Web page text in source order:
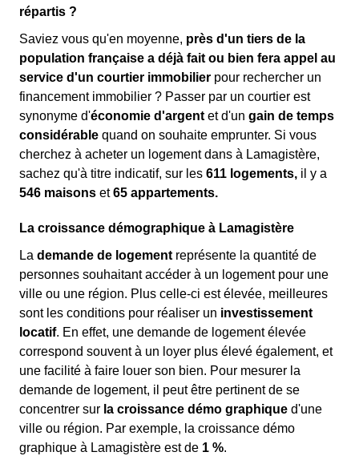
répartis ?
Saviez vous qu'en moyenne, près d'un tiers de la
population française a déjà fait ou bien fera appel au
service d'un courtier immobilier pour rechercher un
financement immobilier ? Passer par un courtier est
synonyme d'économie d'argent et d'un gain de temps
considérable quand on souhaite emprunter. Si vous
cherchez à acheter un logement dans à Lamagistère,
sachez qu'à titre indicatif, sur les 611 logements, il y a
546 maisons et65 appartements.
La croissance démographique à Lamagistère
La demande de logement représente la quantité de
personnes souhaitant accéder à un logement pour une
ville ou une région. Plus celle-ci est élevée, meilleures
sont les conditions pour réaliser un investissement
locatif. En effet, une demande de logement élevée
correspond souvent à un loyer plus élevé également, et
une facilité à faire louer son bien. Pour mesurer la
demande de logement, il peut être pertinent de se
concentrer sur la croissance démo graphique d'une
ville ou région. Par exemple, la croissance démo
graphique à Lamagistère est de 1 %.